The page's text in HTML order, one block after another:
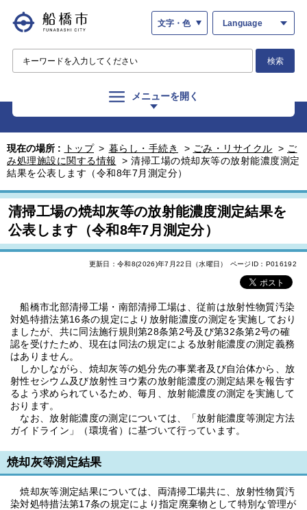
文字・色 Language
検索
メニューを開く
現在の場所 : トップ > 暮らし・手続き > ごみ・リサイクル > ご
み処理施設に関する情報
> 清掃工場の焼却灰等の放射能濃度測定
結果を公表します（令和8年7月測定分）
清掃工場の焼却灰等の放射能濃度測定結果を
公表します（令和8年7月測定分）
更新日：令和8(2026)年7月22日（水曜日） ページID：P016192
船橋市北部清掃工場・南部清掃工場は、従前は放射性物質汚染
対処特措法第16条の規定により放射能濃度の測定を実施しており
ましたが、共に同法施行規則第28条第2号及び第32条第2号の確
認を受けたため、現在は同法の規定による放射能濃度の測定義務
はありません。
しかしながら、焼却灰等の処分先の事業者及び自治体から、放
射性セシウム及び放射性ヨウ素の放射能濃度の測定結果を報告す
るよう求められているため、毎月、放射能濃度の測定を実施して
おります。
なお、放射能濃度の測定については、「放射能濃度等測定方法
ガイドライン」（環境省）に基づいて行っています。
焼却灰等測定結果
焼却灰等測定結果については、両清掃工場共に、放射性物質汚
染対処特措法第17条の規定により指定廃棄物として特別な管理が